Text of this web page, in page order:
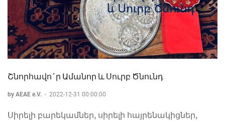
Շնորհավո´ր Ամանոր և Սուրբ Ծնունդ
by AEAE e.V. - 2022-12-31 00:00:00
Սիրելի բարեկամներ, սիրելի հայրենակիցներ,